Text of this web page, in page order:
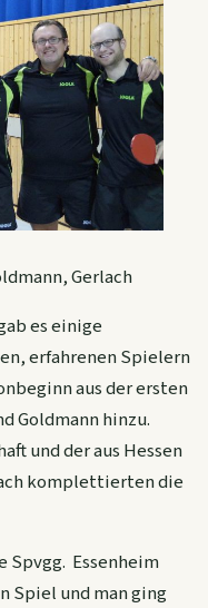
Gerlach
es einige
erfahrenen Spielern
aus der ersten
Goldmann hinzu.
und der aus Hessen
komplettierten die
Spvgg. Essenheim
Spiel und man ging